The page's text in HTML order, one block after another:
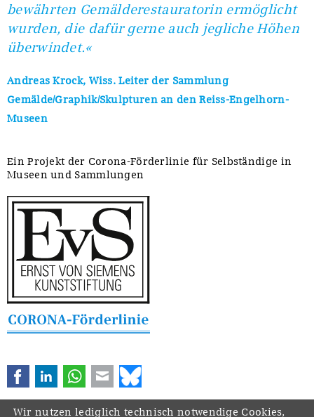
bewährten Gemälderestauratorin ermöglicht
wurden, die dafür gerne auch jegliche Höhen
überwindet.«
Andreas Krock, Wiss. Leiter der Sammlung
Gemälde/Graphik/Skulpturen an den Reiss-Engelhorn-
Museen
Ein Projekt der Corona-Förderlinie für Selbständige in
Museen und Sammlungen
FacebookLinkedInWhatsApp
E-mail
Wir nutzen lediglich technisch notwendige Cookies,